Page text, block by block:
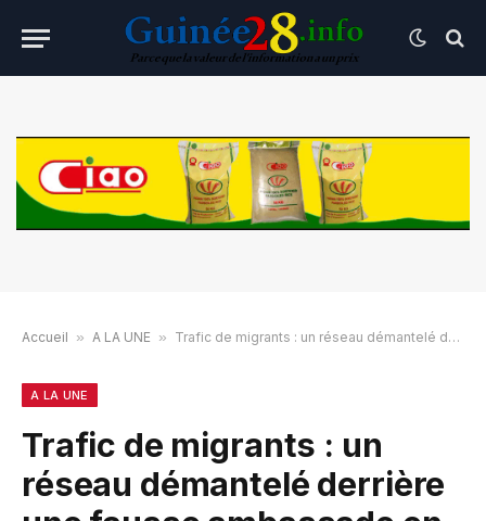
Accueil » A LA UNE » Trafic de migrants : un réseau démantelé derrière une fausse ambassade en Sierra Leone, cinq Guinéens sous les verrous
A LA UNE
Trafic de migrants : un
réseau démantelé derrière